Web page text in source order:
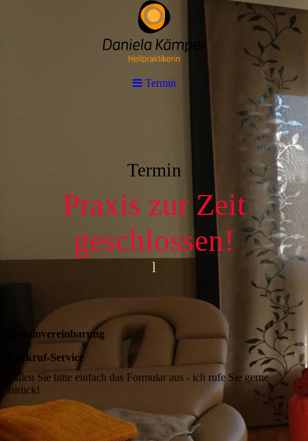
Termin
Praxis zur Zeit
geschlossen!
l
Terminvereinbarung
Rückruf-Service
Füllen Sie bitte einfach das Formular aus - ich rufe Sie gerne
zurück!
Termin